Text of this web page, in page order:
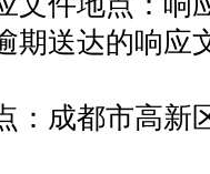
期送达的响应
：成都市高新